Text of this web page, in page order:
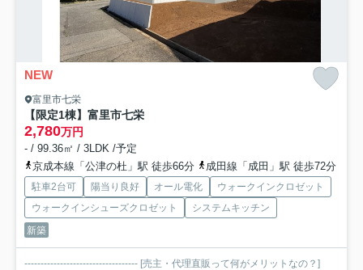
NEW
富里市七栄
【限定1棟】富里市七栄
2,780万円
- / 99.36㎡ / 3LDK /予定
京成本線「公津の杜」駅 徒歩66分
成田線「成田」駅 徒歩72分
駐車2台可 陽当り良好 オール電化
ウォークインクロゼット
ウォークインシューズクロゼット
システムキッチン
新築
----------------------------------- [売主・代理直販って何がメリットなの？]